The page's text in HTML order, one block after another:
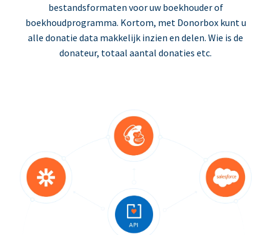
bestandsformaten voor uw boekhouder of
boekhoudprogramma. Kortom, met Donorbox kunt u
alle donatie data makkelijk inzien en delen. Wie is de
donateur, totaal aantal donaties etc.